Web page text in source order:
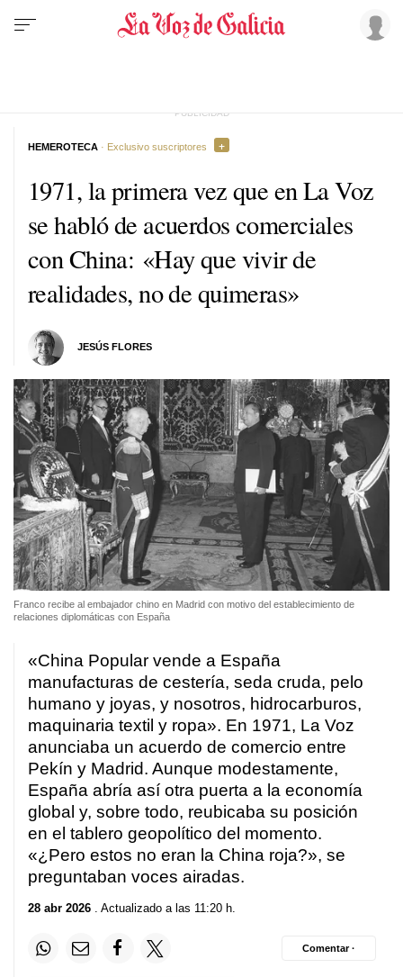
1971, la primera vez que en La Voz
se habló de acuerdos comerciales
con China: «Hay que vivir de
realidades, no de quimeras»
JESÚS FLORES
HEMEROTECA · Exclusivo suscriptores
Franco recibe al embajador chino en Madrid con motivo del establecimiento de
relaciones diplomáticas con España
«China Popular vende a España
manufacturas de cestería, seda cruda, pelo
humano y joyas, y nosotros, hidrocarburos,
maquinaria textil y ropa». En 1971, La Voz
anunciaba un acuerdo de comercio entre
Pekín y Madrid. Aunque modestamente,
España abría así otra puerta a la economía
global y, sobre todo, reubicaba su posición
en el tablero geopolítico del momento.
«¿Pero estos no eran la China roja?», se
preguntaban voces airadas.
28 abr 2026 . Actualizado a las 11:20 h.
Comentar ·